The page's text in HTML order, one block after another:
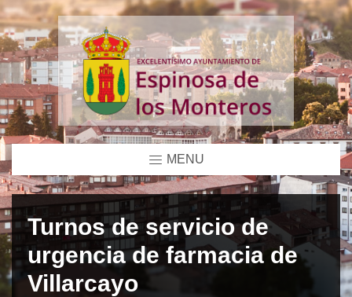
MENU
Turnos de servicio de
urgencia de farmacia de
Villarcayo